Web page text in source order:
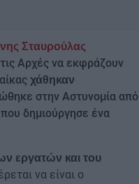
Σταυρούλας
Αρχές να εκφράζουν
χάθηκαν
στην Αστυνομία από
δημιούργησε ένα
εργατών και του
να είναι ο